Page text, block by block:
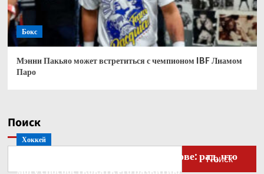
Бокс
Мэнни Пакьяо может встретиться с чемпионом IBF Лиамом
Паро
Поиск
Поиск
Хоккей
Бобровский — о голкипере Ахтямове: рад, что
могу способствовать его развитию